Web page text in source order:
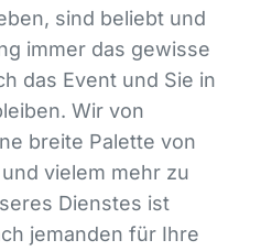
sind beliebt und
immer das gewisse
das Event und Sie in
Wir von
breite Palette von
vielem mehr zu
Dienstes ist
jemanden für Ihre